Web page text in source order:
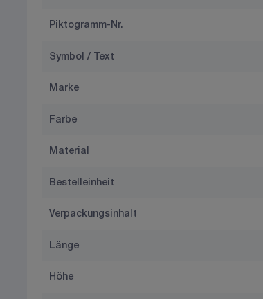
Piktogramm-Nr.
Symbol / Text
Marke
Farbe
Material
Bestelleinheit
Verpackungsinhalt
Länge
Höhe